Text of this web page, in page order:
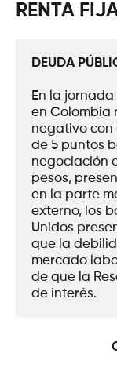
RENTA
DEUDA
En la
en Colombia
negativo con
de 5 puntos
negociación
pesos,
en la parte
externo, los
Unidos
que la
mercado
de que la
de interés.